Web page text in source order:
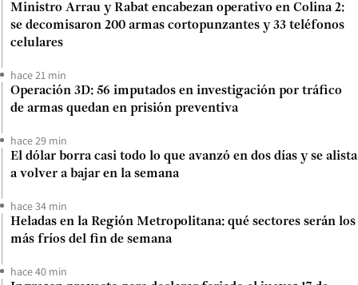
Ministro Arrau y Rabat encabezan operativo en Colina 2:
se decomisaron 200 armas cortopunzantes y 33 teléfonos
celulares
hace 21 min
Operación 3D: 56 imputados en investigación por tráfico
de armas quedan en prisión preventiva
hace 29 min
El dólar borra casi todo lo que avanzó en dos días y se alista
a volver a bajar en la semana
hace 34 min
Heladas en la Región Metropolitana: qué sectores serán los
más fríos del fin de semana
hace 40 min